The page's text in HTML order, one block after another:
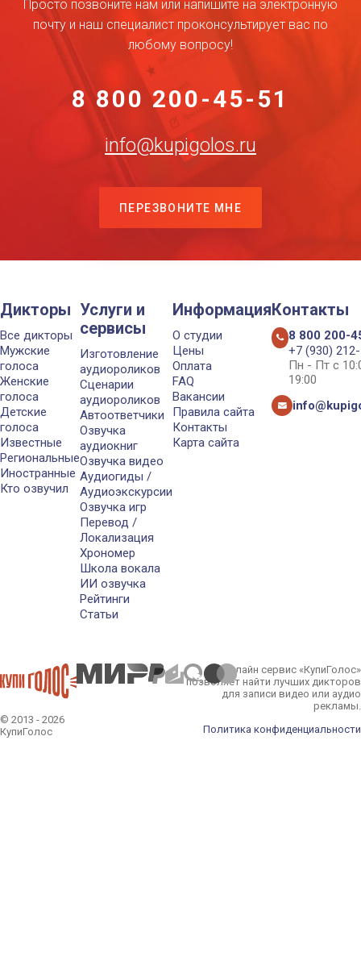
Просто позвоните нам или напишите на электронную
почту и наш специалист проконсультирует вас по
любому вопросу!
8 800 200-45-51
info@kupigolos.ru
ПЕРЕЗВОНИТЕ МНЕ
Дикторы
Все дикторы
Мужские
голоса
Женские
голоса
Детские
голоса
Известные
Региональные
Иностранные
Кто озвучил
Услуги и
сервисы
Изготовление
аудиороликов
Сценарии
аудиороликов
Автоответчики
Озвучка
аудиокниг
Озвучка видео
Аудиогиды /
Аудиоэкскурсии
Озвучка игр
Перевод /
Локализация
Хрономер
Школа вокала
ИИ озвучка
Рейтинги
Статьи
Информация
О студии
Цены
Оплата
FAQ
Вакансии
Правила сайта
Контакты
Карта сайта
Контакты
8 800 200-
+7 (930)
Пн - Пт с
19:00
© 2013 - 2026
КупиГолос
Онлайн сервис «КупиГолос»
позволяет найти лучших дикторов
для записи видео или аудио
рекламы.
Политика конфиденциальности